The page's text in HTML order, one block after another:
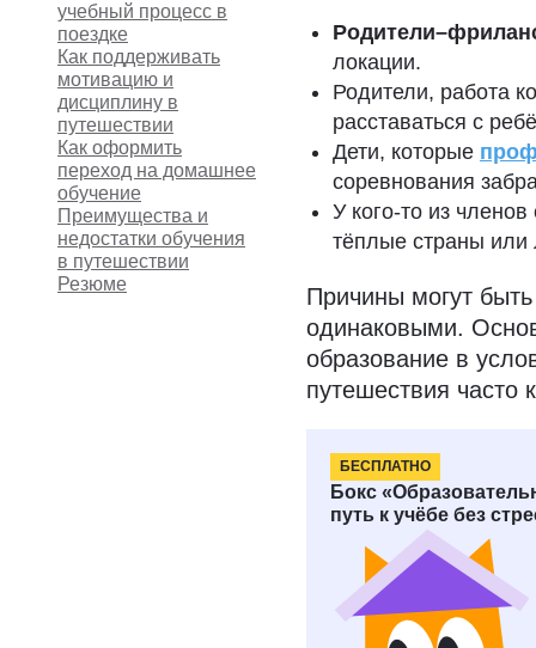
учебный процесс в
поездке
Как поддерживать
мотивацию и
дисциплину в
путешествии
Как оформить
переход на домашнее
обучение
Преимущества и
недостатки обучения
в путешествии
Резюме
локации.
Родители, работа
расставаться с
Дети, которые
соревнования
У кого-то из
тёплые страны или
Причины могут
одинаковыми.
образование в
путешествия
БЕСПЛАТНО
Бокс
путь к учёбе без
Как
Каждый раз
В этом случае
того, где